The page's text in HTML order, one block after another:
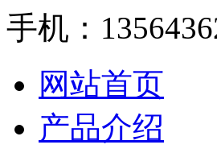
手机：
网站首页
产品介绍